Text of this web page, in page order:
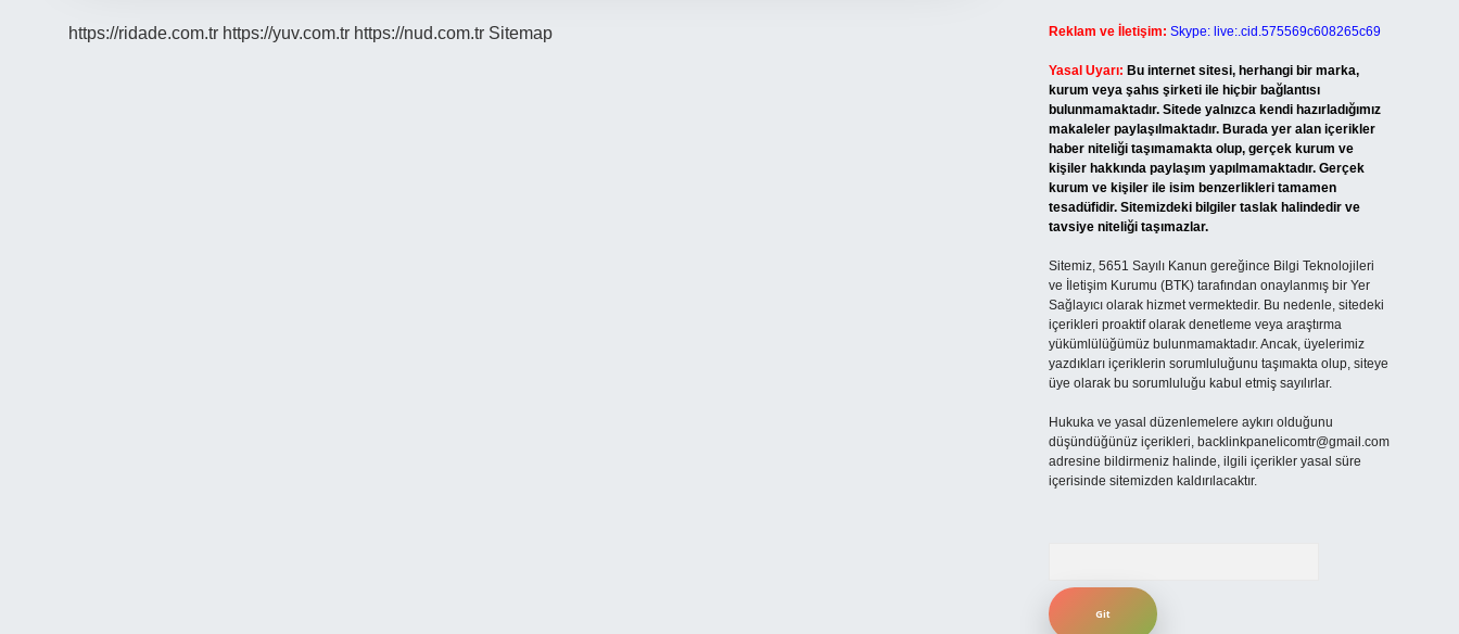
https://ridade.com.tr https://yuv.com.tr https://nud.com.tr Sitemap Reklam ve İletişim: Skype: live:.cid.575569c608265c69
Yasal Uyarı: Bu internet sitesi, herhangi bir marka,
kurum veya şahıs şirketi ile hiçbir bağlantısı
bulunmamaktadır. Sitede yalnızca kendi hazırladığımız
makaleler paylaşılmaktadır. Burada yer alan içerikler
haber niteliği taşımamakta olup, gerçek kurum ve
kişiler hakkında paylaşım yapılmamaktadır. Gerçek
kurum ve kişiler ile isim benzerlikleri tamamen
tesadüfidir. Sitemizdeki bilgiler taslak halindedir ve
tavsiye niteliği taşımazlar.
Sitemiz, 5651 Sayılı Kanun gereğince Bilgi Teknolojileri
ve İletişim Kurumu (BTK) tarafından onaylanmış bir Yer
Sağlayıcı olarak hizmet vermektedir. Bu nedenle, sitedeki
içerikleri proaktif olarak denetleme veya araştırma
yükümlülüğümüz bulunmamaktadır. Ancak, üyelerimiz
yazdıkları içeriklerin sorumluluğunu taşımakta olup, siteye
üye olarak bu sorumluluğu kabul etmiş sayılırlar.
Hukuka ve yasal düzenlemelere aykırı olduğunu
düşündüğünüz içerikleri, backlinkpanelicomtr@gmail.com
adresine bildirmeniz halinde, ilgili içerikler yasal süre
içerisinde sitemizden kaldırılacaktır.